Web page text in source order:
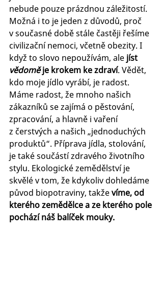
nebude pouze prázdnou záležitostí.
Možná i to je jeden z důvodů, proč
v současné době stále častěji řešíme
civilizační nemoci, včetně obezity. I
když to slovo nepoužívám, ale jíst
vědomě je krokem ke zdraví. Vědět,
kdo moje jídlo vyrábí, je radost.
Máme radost, že mnoho našich
zákazníků se zajímá o pěstování,
zpracování, a hlavně i vaření
z čerstvých a našich „jednoduchých
produktů“. Příprava jídla, stolování,
je také součástí zdravého životního
stylu. Ekologické zemědělství je
skvělé v tom, že kdykoliv dohledáme
původ biopotraviny, takže víme, od
kterého zemědělce a ze kterého pole
pochází náš balíček mouky.